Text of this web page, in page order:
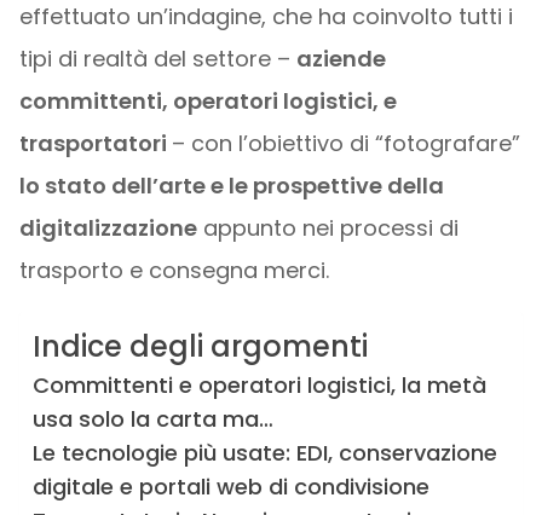
effettuato un’indagine, che ha coinvolto tutti i
tipi di realtà del settore – aziende
committenti, operatori logistici, e
trasportatori – con l’obiettivo di “fotografare”
lo stato dell’arte e le prospettive della
digitalizzazioneappunto nei processi di
trasporto e consegna merci.
Indice degli argomenti
Committenti e operatori logistici, la metà
usa solo la carta ma…
Le tecnologie più usate: EDI, conservazione
digitale e portali web di condivisione